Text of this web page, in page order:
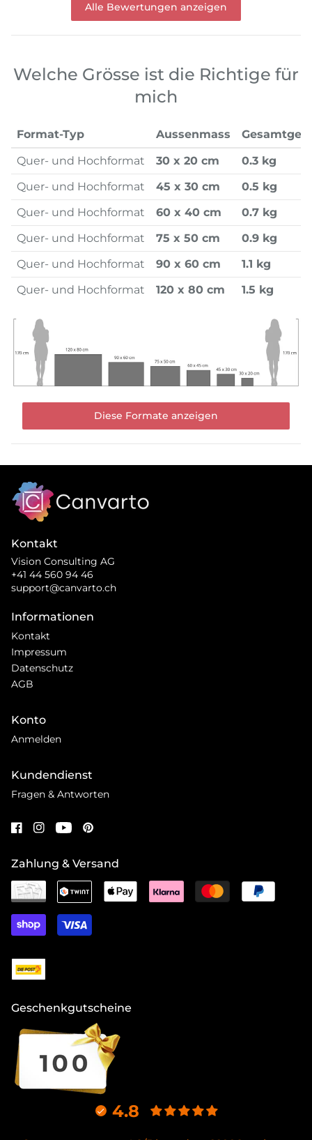
Alle Bewertungen anzeigen
Welche Grösse ist die Richtige für
mich
Format-Typ Aussenmass
Quer- und Hochformat
30 x 20 cm
0.3 kg
Quer- und Hochformat
45 x 30 cm
0.5 kg
Quer- und Hochformat
60 x 40 cm
0.7 kg
Quer- und Hochformat
75 x 50 cm
0.9 kg
Quer- und Hochformat
90 x 60 cm
1.1 kg
Quer- und Hochformat
120 x 80 cm 1.5 kg
Diese Formate anzeigen
Kontakt
Vision Consulting AG
+41 44 560 94 46
support@canvarto.ch
Informationen
Kontakt
Impressum
Datenschutz
AGB
Konto
Anmelden
Kundendienst
Fragen & Antworten
Zahlung & Versand
Geschenkgutscheine
4.8